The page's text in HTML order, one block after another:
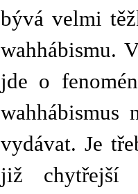
bývá velmi
wahhábismu.
jde o
wahhábismus
vydávat. Je
již chytřejší